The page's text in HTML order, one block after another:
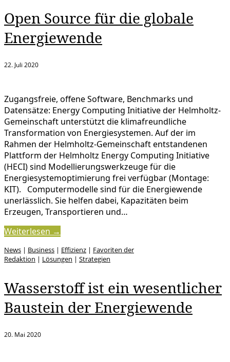
Open Source für die globale
Energiewende
22. Juli 2020
Zugangsfreie, offene Software, Benchmarks und
Datensätze: Energy Computing Initiative der Helmholtz-
Gemeinschaft unterstützt die klimafreundliche
Transformation von Energiesystemen. Auf der im
Rahmen der Helmholtz-Gemeinschaft entstandenen
Plattform der Helmholtz Energy Computing Initiative
(HECI) sind Modellierungswerkzeuge für die
Energiesystemoptimierung frei verfügbar (Montage:
KIT). Computermodelle sind für die Energiewende
unerlässlich. Sie helfen dabei, Kapazitäten beim
Erzeugen, Transportieren und…
Weiterlesen →
News | Business | Effizienz | Favoriten der
Redaktion | Lösungen | Strategien
Wasserstoff ist ein wesentlicher
Baustein der Energiewende
20. Mai 2020